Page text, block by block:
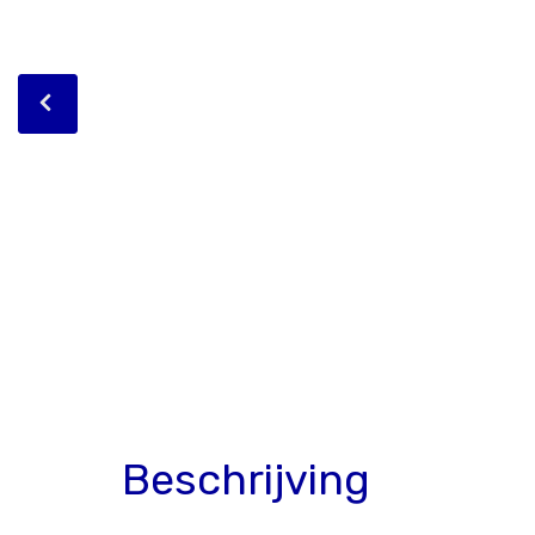
Beschrijving